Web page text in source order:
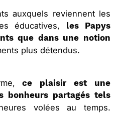
auxquels reviennent les
éducatives,
les Papys
que dans une notion
plus détendus.
ce plaisir est une
bonheurs partagés tels
volées au temps.